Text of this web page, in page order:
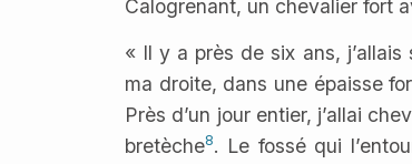
Calogrenant, un chevalier fort
« Il y a près de six ans,
ma droite, dans une épaisse
Près d’un jour entier, j’allai
bretèche8. Le fossé qui